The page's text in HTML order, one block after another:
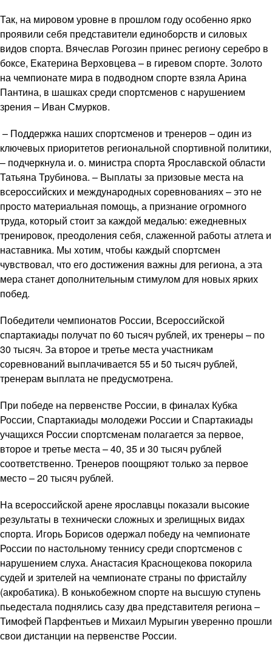
Так, на мировом уровне в прошлом году особенно ярко
проявили себя представители единоборств и силовых
видов спорта. Вячеслав Рогозин принес региону серебро в
боксе, Екатерина Верховцева – в гиревом спорте. Золото
на чемпионате мира в подводном спорте взяла Арина
Пантина, в шашках среди спортсменов с нарушением
зрения – Иван Смурков.
– Поддержка наших спортсменов и тренеров – один из
ключевых приоритетов региональной спортивной политики,
– подчеркнула и. о. министра спорта Ярославской области
Татьяна Трубинова. – Выплаты за призовые места на
всероссийских и международных соревнованиях – это не
просто материальная помощь, а признание огромного
труда, который стоит за каждой медалью: ежедневных
тренировок, преодоления себя, слаженной работы атлета и
наставника. Мы хотим, чтобы каждый спортсмен
чувствовал, что его достижения важны для региона, а эта
мера станет дополнительным стимулом для новых ярких
побед.
Победители чемпионатов России, Всероссийской
спартакиады получат по 60 тысяч рублей, их тренеры – по
30 тысяч. За второе и третье места участникам
соревнований выплачивается 55 и 50 тысяч рублей,
тренерам выплата не предусмотрена.
При победе на первенстве России, в финалах Кубка
России, Спартакиады молодежи России и Спартакиады
учащихся России спортсменам полагается за первое,
второе и третье места – 40, 35 и 30 тысяч рублей
соответственно. Тренеров поощряют только за первое
место – 20 тысяч рублей.
На всероссийской арене ярославцы показали высокие
результаты в технически сложных и зрелищных видах
спорта. Игорь Борисов одержал победу на чемпионате
России по настольному теннису среди спортсменов с
нарушением слуха. Анастасия Краснощекова покорила
судей и зрителей на чемпионате страны по фристайлу
(акробатика). В конькобежном спорте на высшую ступень
пьедестала поднялись сазу два представителя региона –
Тимофей Парфентьев и Михаил Мурыгин уверенно прошли
свои дистанции на первенстве России.